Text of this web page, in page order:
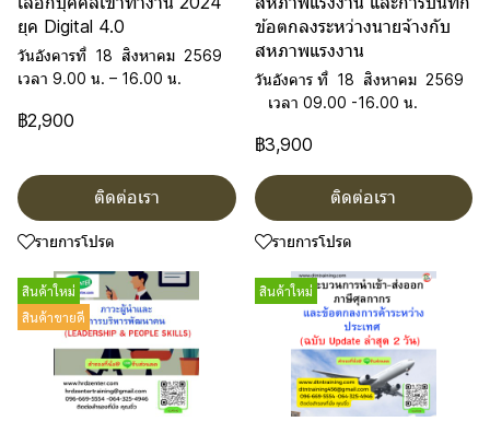
ยุค Digital 4.0
วันอังคารที่ 18 สิงหาคม 2569
เวลา 9.00 น. – 16.00 น.
฿2,900
ติดต่อเรา
รายการโปรด
ข้อตกลงระหว่างนายจ้างกับ
สหภาพแรงงาน
วันอังคาร ที่ 18 สิงหาคม 2569
เวลา 09.00 -16.00 น.
฿3,900
ติดต่อเรา
รายการโปรด
สินค้าใหม่
สินค้าขายดี
สินค้าใหม่